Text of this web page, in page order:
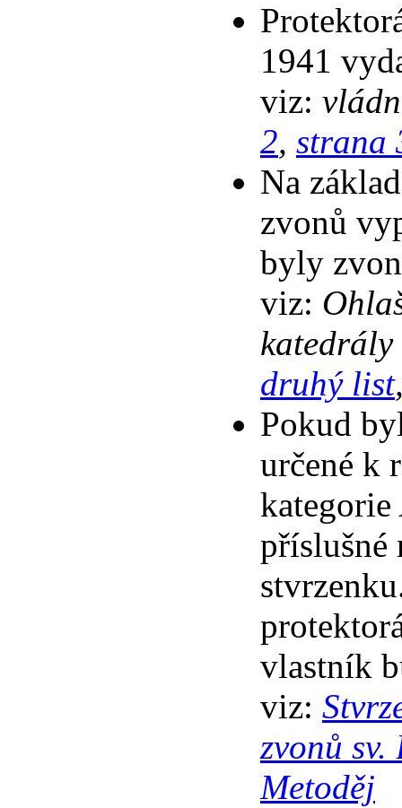
1941
viz:
2, strana
Na
zvonů
byly
viz:
druhý list
Pokud
určené k
kategorie
příslušné
vlastník
viz:
zvonů
Metoděj